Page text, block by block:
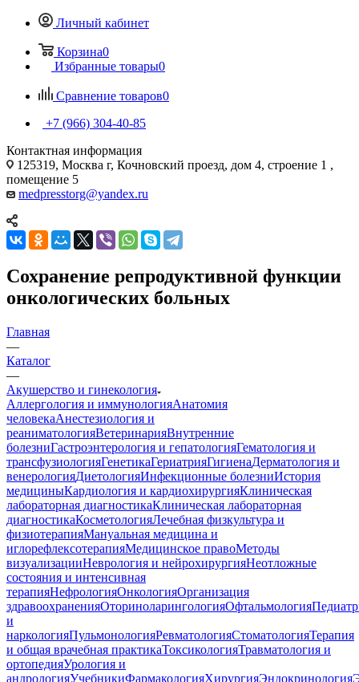
Личный кабинет
Корзина0
Избранные товары0
Сравнение товаров0
+7 (966) 304-40-85
Контактная информация
125319, Москва г, Кочновский проезд, дом 4, строение 1 ,
помещение 5
medpresstorg@yandex.ru
Сохранение репродуктивной функции
онкологических больных
Главная
—
Каталог
—
Акушерство и гинекология
Аллергология и иммунологияАнатомия
человекаАнестезиология и
реаниматологияВетеринарияВнутренние
болезниГастроэнтерология и гепатологияГематология и
трансфузиологияГенетикаГериатрияГигиенаДерматология и
венерологияДиетологияИнфекционные болезниИстория
медициныКардиология и кардиохирургияКлиническая
лабораторная диагностикаКлиническая лабораторная
диагностикаКосметологияЛечебная физкультура и
физиотерапияМануальная медицина и
иглорефлексотерапияМедицинское правоМетоды
визуализацииНеврология и нейрохирургияНеотложные
состояния и интенсивная
терапияНефрологияОнкологияОрганизация
здравоохраненияОториноларингологияОфтальмология
и
наркологияПульмонологияРевматологияСтоматологияТерапия
и общая врачебная практикаТоксикологияТравматология и
ортопедияУрология и
андрологияУчебникиФармакологияХирургияЭндокринология